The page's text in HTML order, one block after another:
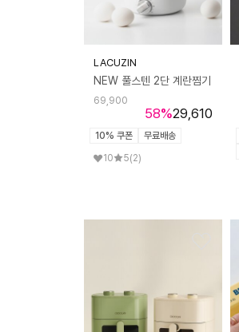
LACUZIN
NEW 풀스텐 2단 계란찜기
58%
69,900
29,610
10% 쿠폰
무료배송
10
5(2)